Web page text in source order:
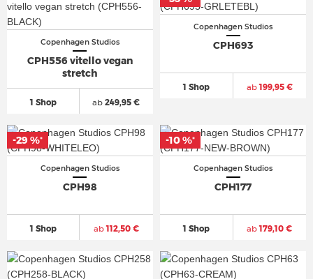
Copenhagen Studios
CPH556 vitello vegan
stretch
1 Shop ab 249,95 €
Copenhagen Studios
CPH693
1 Shop ab199,95 €
Copenhagen Studios
CPH98
1 Shop ab112,50 €
-29 %*
Copenhagen Studios
CPH177
1 Shop ab179,10 €
-10 %*